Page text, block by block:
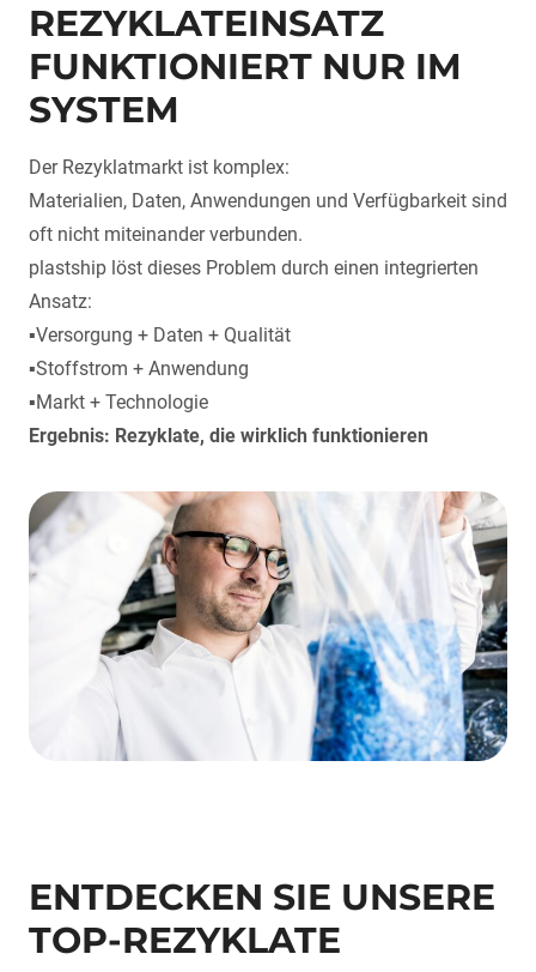
REZYKLATEINSATZ
FUNKTIONIERT NUR IM
SYSTEM
Der Rezyklatmarkt ist komplex:
Materialien, Daten, Anwendungen und Verfügbarkeit sind
oft nicht miteinander verbunden.
plastship löst dieses Problem durch einen integrierten
Ansatz:
▪️Versorgung + Daten + Qualität
▪️Stoffstrom + Anwendung
▪️Markt + Technologie
Ergebnis: Rezyklate, die wirklich funktionieren
ENTDECKEN SIE UNSERE
TOP-REZYKLATE